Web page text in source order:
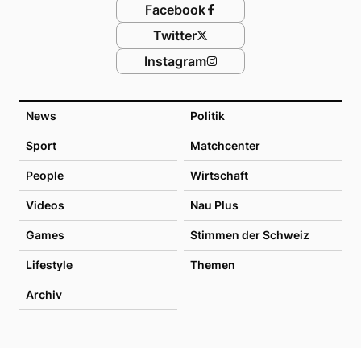
News Politik
Sport Matchcenter
People Wirtschaft
Videos Nau Plus
Games Stimmen der Schweiz
Lifestyle Themen
Archiv
Facebook
Twitter
Instagram